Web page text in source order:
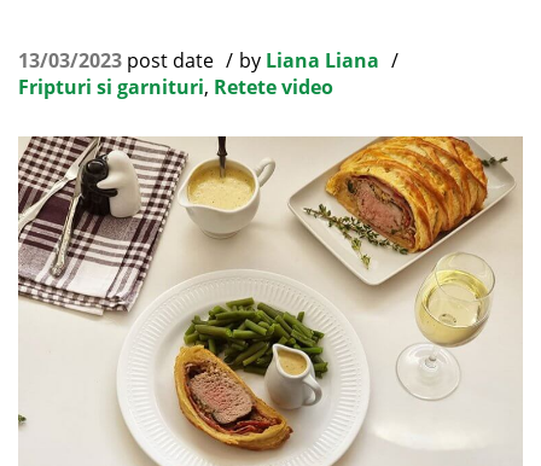
13/03/2023 post date by Liana Liana
Fripturi si garnituri, Retete video